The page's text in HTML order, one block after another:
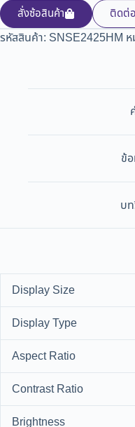
สั่งซ้อสินค้า
ติดต่
รหัสสินค้า: SNSE2425HM
ข้
บ
Display Size
Display Type
Aspect Ratio
Contrast Ratio
Brightness